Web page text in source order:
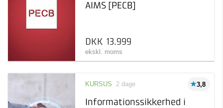
AIMS [PECB]
DKK 13.999
ekskl. moms
3,8
KURSUS 2 dage
Informationssikkerhed i